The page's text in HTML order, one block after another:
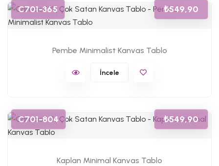
C701-365 ₺549,90
Pembe Minimalist Kanvas Tablo
İncele
C701-804 ₺549,90
Kaplan Minimal Kanvas Tablo